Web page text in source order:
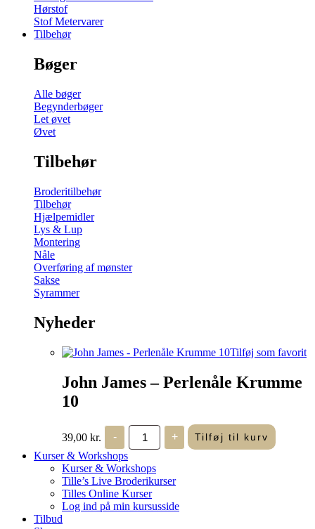
Hørstof
Stof Metervarer
Tilbehør
Bøger
Alle bøger
Begynderbøger
Let øvet
Øvet
Tilbehør
Broderitilbehør
Tilbehør
Hjælpemidler
Lys & Lup
Montering
Nåle
Overføring af mønster
Sakse
Syrammer
Nyheder
Tilføj som favorit
John James – Perlenåle Krumme
10
39,00 kr. -
John
James
-
Perlenåle
Krumme
10
antal
+ Tilføj til kurv
Kurser & Workshops
Kurser & Workshops
Tille’s Live Broderikurser
Tilles Online Kurser
Log ind på min kursusside
Tilbud